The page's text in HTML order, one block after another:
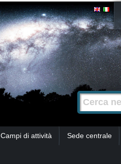
Cerca nel
Campi di attività Sede centrale